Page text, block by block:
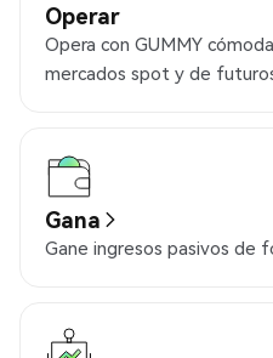
Operar
Opera con GUMMY
mercados spot y de
Gana
Gane ingresos pasivos de